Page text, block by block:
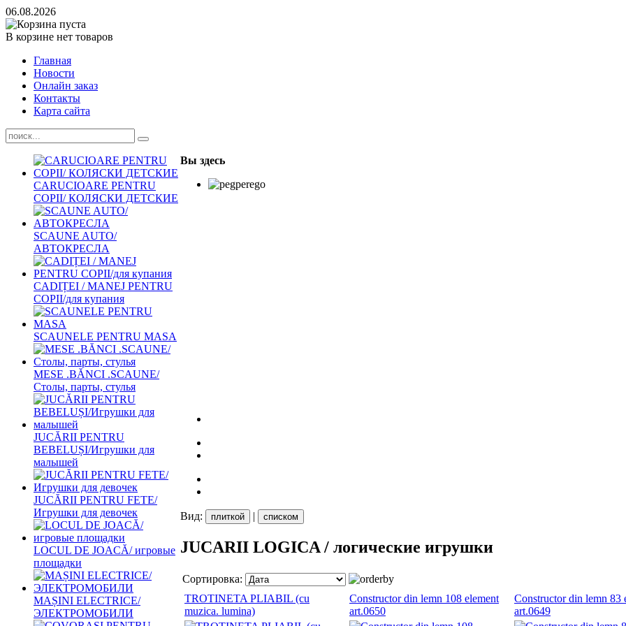
06.08.2026
В корзине нет товаров
Главная
Новости
Онлайн заказ
Контакты
Карта сайта
Вы здесь
Вид: плиткой | списком
JUCARII LOGICA / логические игрушки
Сортировка:
TROTINETA PLIABIL (cu
muzica. lumina)
Constructor din lemn 108 element
art.0650
Constructor din lemn 83
art.0649
CARUCIOARE PENTRU
COPII/ КОЛЯСКИ ДЕТСКИЕ
SCAUNE AUTO/
АВТОКРЕСЛА
CADIȚEI / MANEJ PENTRU
COPII/для купания
SCAUNELE PENTRU MASA
MESE .BĂNCI .SCAUNE/
Столы, парты, стулья
JUCĂRII PENTRU
BEBELUȘI/Игрушки для
малышей
JUCĂRII PENTRU FETE/
Игрушки для девочек
LOCUL DE JOACĂ/ игровые
площадки
MAȘINI ELECTRICE/
ЭЛЕКТРОМОБИЛИ